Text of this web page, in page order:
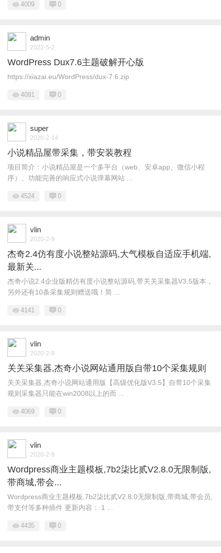
4009 0
admin
2022-5-2
WordPress Dux7.6主题破解开心版
https://xiazai.eu/WordPress/dux-7.6.zip
4091 0
super
2020-2-14
小说精品屋带采集，带安装教程
项目简介：小说精品屋是一个多平台（web、安卓app、微信小程
序）、功能完善的响应式小说弹幕网站 ...
4524 0
vlin
2020-2-9
杰奇2.4仿有度小说整站源码,大气模板自适应手机端,
最新关...
杰奇小说2.4企业版精仿有度小说整站源码,带关关采集器V3.5版本，
另外还有10条采集规则赠送哦！简 ...
4141 0
vlin
2020-2-9
关关采集器,杰奇小说网站通用版自带10个采集规则
关关采集器,杰奇小说网站通用版【高级优化版V3.5】自带10个采集
规则采集器只能在win2008以上的而 ...
4069 0
vlin
2020-2-9
Wordpress商业主题模板,7b2柒比贰V2.8.0无限制版,
带商城,带会...
Wordpress商业主题模板,7b2柒比贰V2.8.0无限制版,带商城,带会员,
带支付等多种插件 更新内容： 1 ...
4435 0